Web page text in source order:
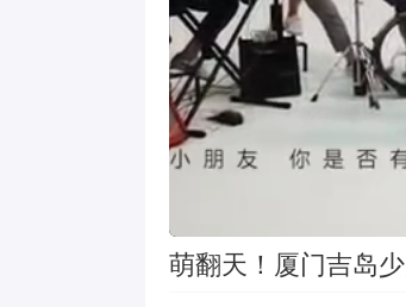
萌翻天！厦门吉岛